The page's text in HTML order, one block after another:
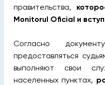
правительства,
Monitorul Oficial и
Согласно
предоставляться
выполняют свои
населенных пунктах,